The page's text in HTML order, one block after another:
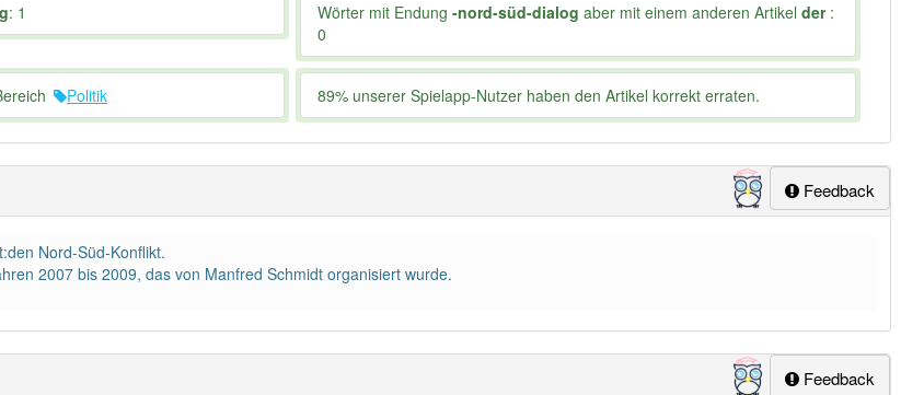
: 1 Wörter mit Endung-nord-süd-dialog aber mit einem anderen Artikelder:
0
Politik 89% unserer Spielapp-Nutzer haben den Artikel korrekt erraten.
Feedback
Nord-Süd-Konflikt.
2007 bis 2009, das von Manfred Schmidt organisiert wurde.
Feedback